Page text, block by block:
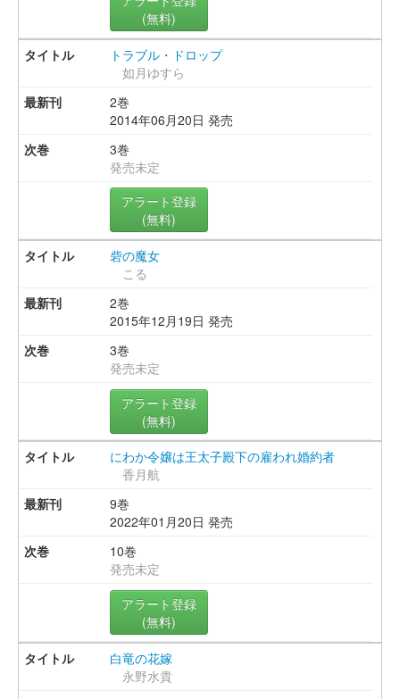
(無料)
トラブル・ドロップ
如月ゆすら
2巻
2014年06月20日 発売
3巻
発売未定
アラート登録
(無料)
砦の魔女
こる
2巻
2015年12月19日 発売
3巻
発売未定
アラート登録
(無料)
にわか令嬢は王太子殿下の雇われ婚約者
香月航
9巻
2022年01月20日 発売
10巻
発売未定
アラート登録
(無料)
白竜の花嫁
永野水貴